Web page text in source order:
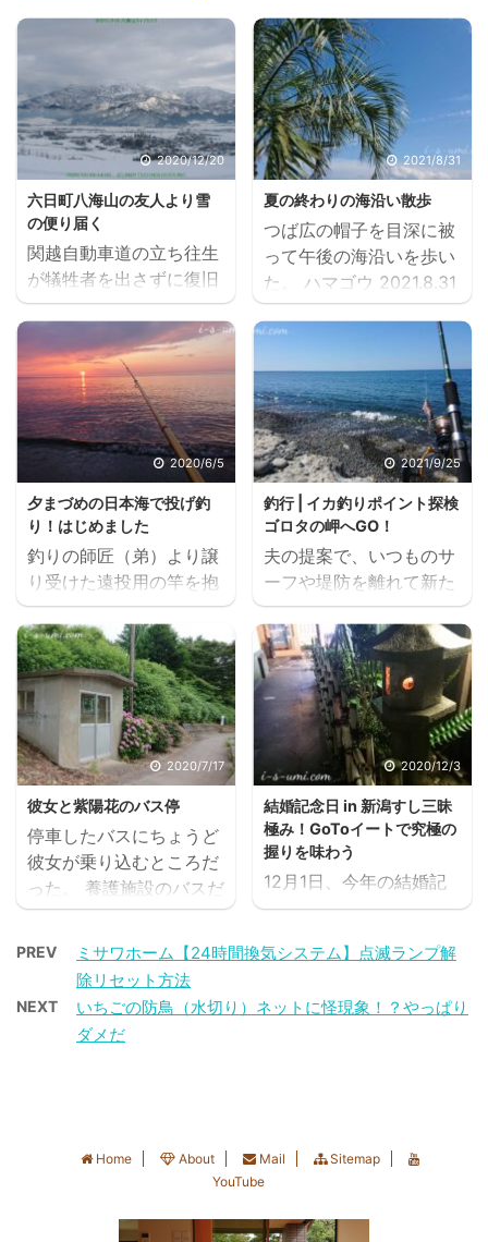
2020/12/20
六日町八海山の友人より雪
の便り届く
関越自動車道の立ち往生
が犠牲者を出さずに復旧
してほっとした。 この3
日間、現場周辺の南魚沼
に暮らす友人達と連絡を
取ると、立ち往生には巻
き込まれていないとのこ
とでひとまず安心したん
だけれど、八海山の麓の
友人から雪の様子がLINE
に送られてきた。 これは
先日18日の様子。 八海
山の麓の友人宅
2020.12.18 わー。屋根が
大変！ 八海山の麓の友人
宅 2020.12.18 今年は冬
の始まりと同時にまとま
った雪が降ってしまった
から、すでに屋根の雪下
ろしをしたそう。 雪への
対応は慣れてはいるんだ
けれど重労働。 ...
2021/8/31
夏の終わりの海沿い散歩
つば広の帽子を目深に被
って午後の海沿いを歩い
た。 ハマゴウ 2021.8.31
ハマゴウが美しい丘を下
ると。 ハマゴウ
2021.8.31 明るい黄緑の
クサトベラがまんまるい
実をたわわにつけて、空
にくっきりと映え。 クサ
トベラ 2021.8.31 ハマナ
スはまるで夏を惜しむよ
うに太陽を向いて咲いて
いる。 ハマナス
2021.8.31 見上げると空
に秋の気配がひろがって
いた。 椰子 2021.8.31
まだまだ陽射しは強いけ
れど‥‥ 夏も終わるんだ
な。 スポンサーリンク
ランキングに参加してい
...
2020/6/5
夕まづめの日本海で投げ釣
り！はじめました
釣りの師匠（弟）より譲
り受けた遠投用の竿を抱
えて伝授されたポイント
で、いまが旬の鯵あじの
投げ釣りに初挑戦。 先日
の釣り土産の鯵が私たち
の衝動を掻き立てたんで
す。 ＊釣り土産の記事は
こちら 舞台は我が家から
車で海沿いを少し走った
静かな砂浜。 日本海で投
げ釣り 2020.6.1 これま
での港の堤防釣りからス
テージアップ！といって
堤防釣りの記事はこちら
日本海で投げ釣り
2020.6.1 紺碧の空海。
まずは３ｍほどの短かい
2021/9/25
釣行 | イカ釣りポイント探検
ゴロタの岬へGO！
夫の提案で、いつものサ
ーフや堤防を離れて新た
なエギングポイントを探
しに出掛けた。 以前から
気になっていた磯場に辿
り着くと3人の先客。 待
ちに待った秋イカシーズ
ン到来だものね。 磯場に
後ろ髪を引かれながらさ
らに歩くと大小の石がゴ
ロゴロと現れた。 ゴロタ
浜エギング 2021.9.21 こ
んなゴロタ浜は夫も私も
初体験。イカが身を隠し
ちょっと期待が持てるか
い場所で、しかも海中の
2020/7/17
彼女と紫陽花のバス停
停車したバスにちょうど
彼女が乗り込むところだ
った。 養護施設のバスだ
った。 朝の通勤路ですれ
違う彼女は、大きなリュ
ックサックを背負ったマ
スク姿で雨の日も元気に
歩いている。 一歩一歩を
丁寧に踏みしめながら紫
のバス停 2020.7.17 バス
停を彩る紫陽花と彼女が
しい空気が流れている。
2020/12/3
結婚記念日 in 新潟すし三昧
極み！GoToイートで究極の
握りを味わう
12月1日、今年の結婚記
念日はちょうど開催初日
ェクト「スーパーGoTo
元の寿司割烹で旬の寿司
率66％という超お得なチ
究極の極上寿司を予約。
PREV
ミサワホーム【24時間換気システム】点滅ランプ解
除リセット方法
NEXT
いちごの防鳥（水切り）ネットに怪現象！？やっぱり
ダメだ
Home About Mail
Sitemap
YouTube